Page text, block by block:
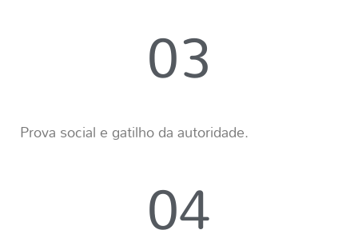
03
Prova social e gatilho da autoridade.
04